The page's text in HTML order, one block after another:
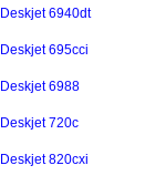
Deskjet 6940dt
Deskjet 695cci
Deskjet 6988
Deskjet 720c
Deskjet 820cxi